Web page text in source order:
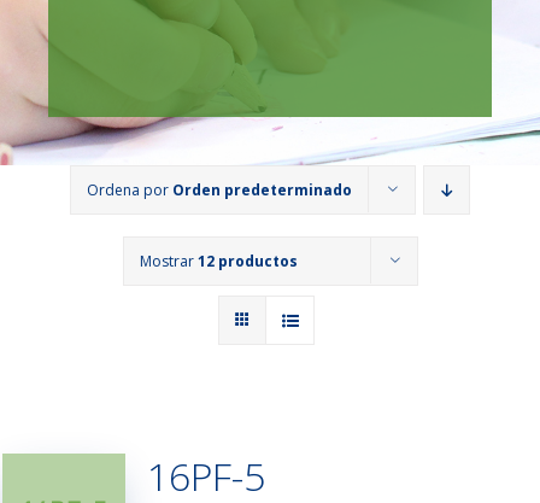
Ordena por Orden predeterminado
Mostrar12 productos
16PF-5